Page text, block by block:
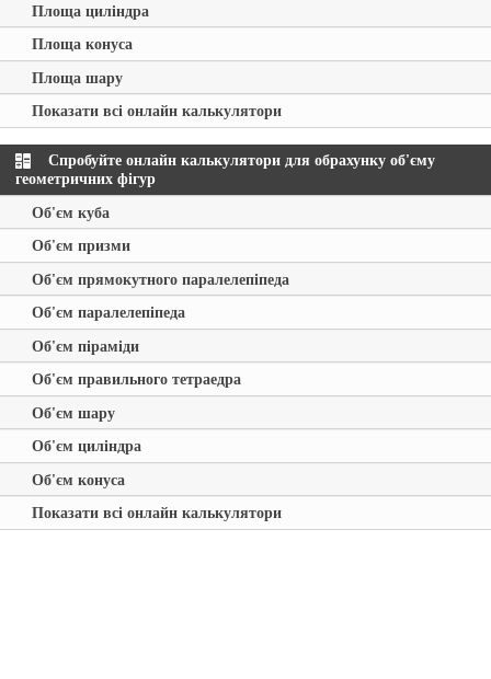
Площа циліндра
Площа конуса
Площа шару
Показати всі онлайн калькулятори
Спробуйте онлайн калькулятори для обрахунку об'єму
геометричних фігур
Об'єм куба
Об'єм призми
Об'єм прямокутного паралелепіпеда
Об'єм паралелепіпеда
Об'єм піраміди
Об'єм правильного тетраедра
Об'єм шару
Об'єм циліндра
Об'єм конуса
Показати всі онлайн калькулятори